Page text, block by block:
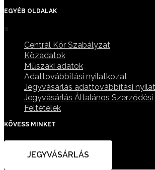
EGYÉB OLDALAK
Centrál Kör Szabályzat
Közadatok
Műszaki adatok
Adattovábbítási nyilatkozat
Jegyvásárlás adattovábbítási
Jegyvásárlás Általános Szerződési
Feltételek
KÖVESS MINKET
JEGYVÁSÁRLÁS